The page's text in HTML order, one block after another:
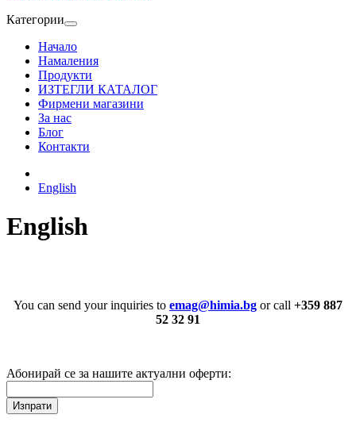
Категории
Начало
Намаления
Продукти
ИЗТЕГЛИ КАТАЛОГ
Фирмени магазини
За нас
Блог
Контакти
English
English
You can send your inquiries to emag@himia.bg or call +359 887
52 32 91
Абонирай се за нашите актуални оферти: